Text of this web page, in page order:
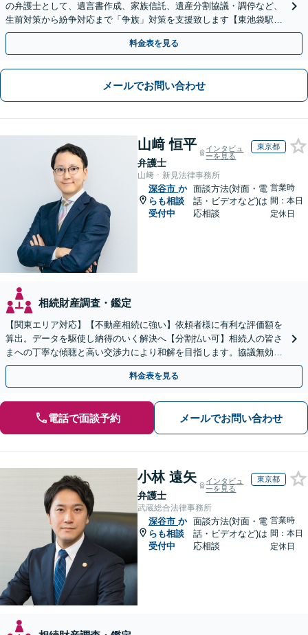
の弁護士として、遺言書作成、家族信託、遺産分割協議・調停など、
生前対策から紛争対応まで「争族」対策を支援致します【東池袋駅2
分】【初回面談無料】
料金表を見る
メールでお問い合わせ
山﨑 恒平
弁護士
インタビュ
ーを見る
東京都
山﨑・新見法律事務所
深谷市 か
らも相談
受付中
面談方法(対面・電
話・ビデオなど)は
応相談
営業時
間：本日
定休日
相続財産調査・鑑定
【関東エリア対応】【不動産相続に強い】依頼者様に有利な評価額を
算出。データを駆使し納得のいく解決へ【分割払い可】相続人の皆さ
まへの丁寧な傾聴と高い交渉力により和解を目指します。協議無効確
認／遺言無効確認など、複雑な訴訟も実績豊富【夜間対応】
料金表を見る
電話で面談予約 メールでお問い合わせ
小林 遠矢
弁護士
インタビュ
ーを見る
東京都
武蔵総合法律事務所
深谷市 か
らも相談
受付中
面談方法(対面・電
話・ビデオなど)は
応相談
営業時
間：本日
定休日